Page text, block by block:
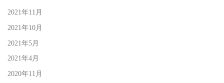
2021年11月
2021年10月
2021年5月
2021年4月
2020年11月